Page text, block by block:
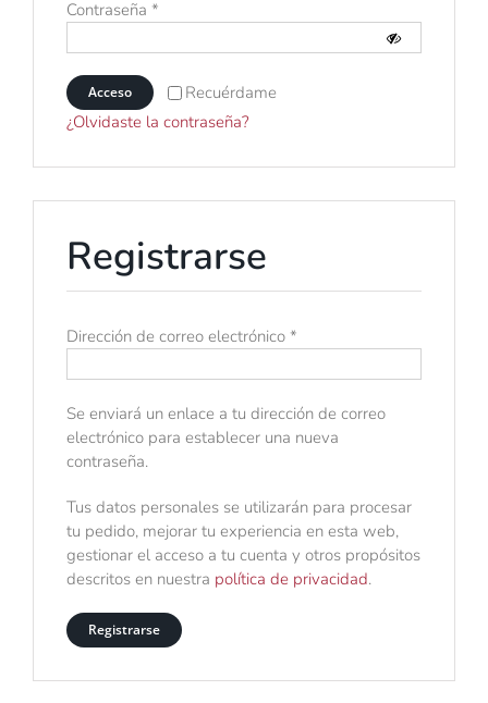
Contacto
Mi cuenta
Contraseña *
Recuérdame
Acceso
¿Olvidaste la contraseña?
Registrarse
Dirección de correo electrónico *
Se enviará un enlace a tu dirección de correo
electrónico para establecer una nueva
contraseña.
Tus datos personales se utilizarán para procesar
tu pedido, mejorar tu experiencia en esta web,
gestionar el acceso a tu cuenta y otros propósitos
descritos en nuestra política de privacidad.
Registrarse